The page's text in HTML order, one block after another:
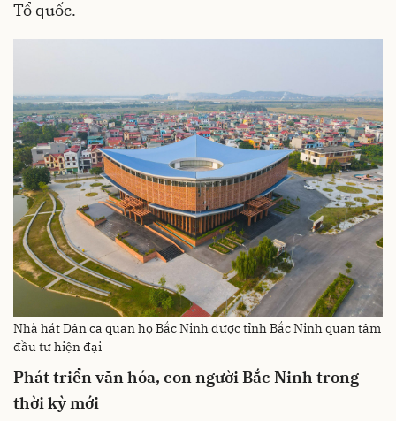
Tổ quốc.
Nhà hát Dân ca quan họ Bắc Ninh được tỉnh Bắc Ninh quan tâm
đầu tư hiện đại
Phát triển văn hóa, con người Bắc Ninh trong
thời kỳ mới